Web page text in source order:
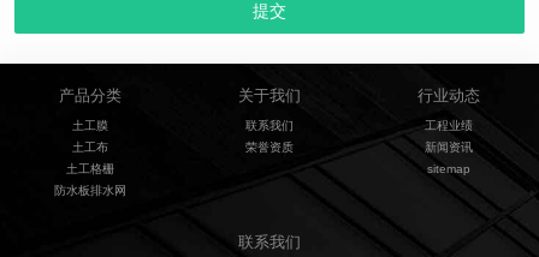
产品分类
土工膜
土工布
土工格栅
防水板排水网
关于我们
联系我们
荣誉资质
行业动态
工程业绩
新闻资讯
sitemap
联系我们